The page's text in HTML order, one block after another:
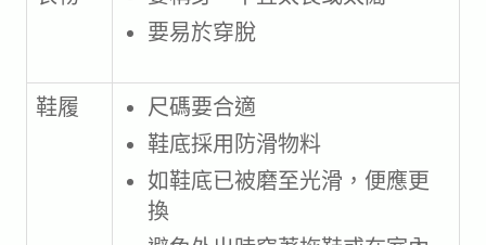
要易於穿脫
鞋履
尺碼要合適
鞋底採用防滑物料
如鞋底已被磨至光滑，便應更
換